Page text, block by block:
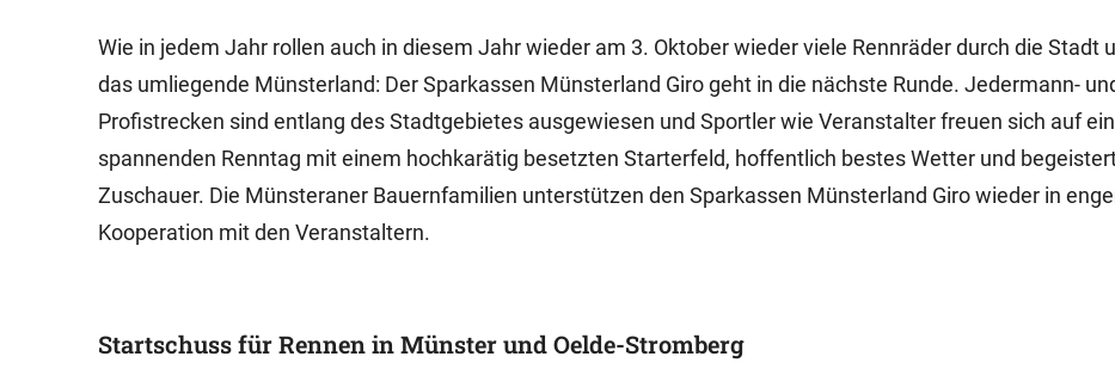
Wie in jedem Jahr rollen auch in diesem Jahr wieder am 3. Oktober wieder viele Rennräder durch die Stadt
das umliegende Münsterland: Der Sparkassen Münsterland Giro geht in die nächste Runde. Jedermann-
Profistrecken sind entlang des Stadtgebietes ausgewiesen und Sportler wie Veranstalter freuen sich auf
spannenden Renntag mit einem hochkarätig besetzten Starterfeld, hoffentlich bestes Wetter und
Zuschauer. Die Münsteraner Bauernfamilien unterstützen den Sparkassen Münsterland Giro wieder in
Kooperation mit den Veranstaltern.
Startschuss für Rennen in Münster und Oelde-Stromberg